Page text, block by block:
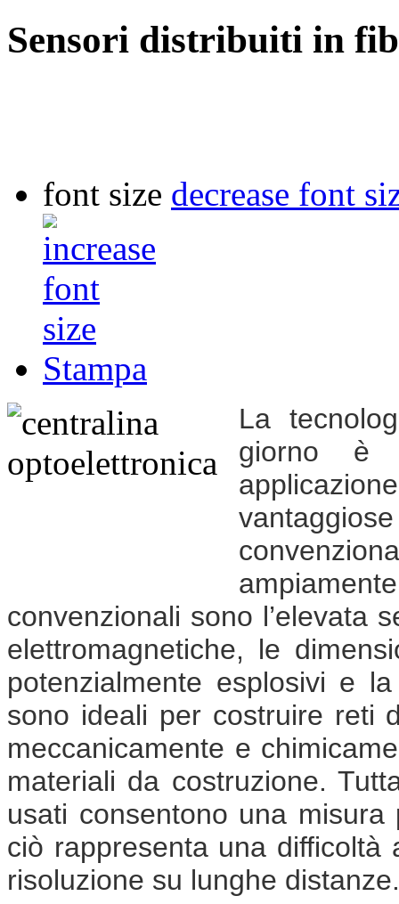
Sensori distribuiti in
font size decrease font
Stampa
La
giorno è
convenzionali sono l’elevata
elettromagnetiche, le
potenzialmente esplosivi e
sono ideali per costruire reti
meccanicamente e
materiali da costruzione.
usati consentono una misura
ciò rappresenta una difficoltà
risoluzione su lunghe distanze.